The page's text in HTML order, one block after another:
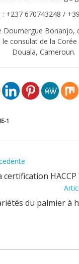
: +237 670743248 /
Doumergue Bonanjo,
consulat de la
Douala, Cameroun.
1
certification HACCP
du palmier à